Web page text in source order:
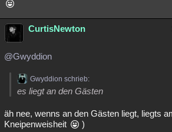
CurtisNewton
@Gwyddion
Gwyddion schrieb:
es liegt an den Gästen
äh nee, wenns an den Gästen liegt, liegts
Kneipenweisheit
)